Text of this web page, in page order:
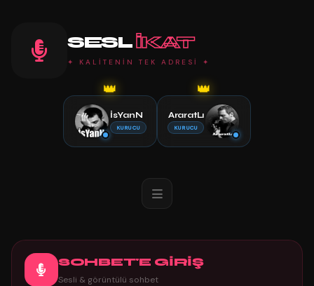
SESL IKAT
✦ KALİTENİN TEK ADRESİ ✦
👑
İsYanN
KURUCU
👑
AraratLı
KURUCU
SOHBET'E GİRİŞ
Sesli & görüntülü sohbet